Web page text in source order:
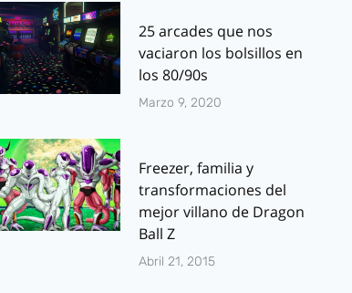
25 arcades que nos
vaciaron los bolsillos en
los 80/90s
Marzo 9, 2020
Freezer, familia y
transformaciones del
mejor villano de Dragon
Ball Z
Abril 21, 2015